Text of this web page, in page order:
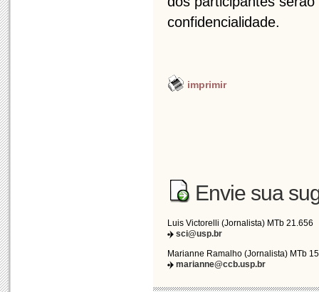
confidencialidade.
imprimir
Envie sua
Luis Victorelli (Jornalista) MTb 21.656
sci@usp.br
Marianne Ramalho (Jornalista) MTb
marianne@ccb.usp.br